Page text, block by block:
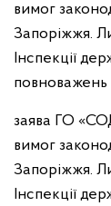
вимог
Запоріжжя.
Інспекції
повноважень
заява ГО
вимог
Запоріжжя.
Інспекції